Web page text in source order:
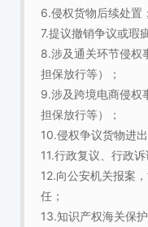
6.侵权货物后续处置；
7.提议撤销争议或瑕
8.涉及通关环节侵权
担保放行等）；
9.涉及跨境电商侵权
担保放行等）；
10.侵权争议货物进
11.行政复议、行政诉
12.向公安机关报案
任；
13.知识产权海关保